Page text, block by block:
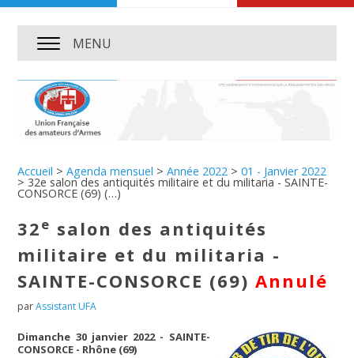
MENU
Accueil >Agenda mensuel >Année 2022 >01 - Janvier 2022
> 32e salon des antiquités militaire et du militaria - SAINTE-
CONSORCE (69) (…)
32e salon des antiquités
militaire et du militaria -
SAINTE-CONSORCE (69) Annulé
parAssistant UFA
Dimanche 30 janvier 2022 - SAINTE-
CONSORCE - Rhône (69)